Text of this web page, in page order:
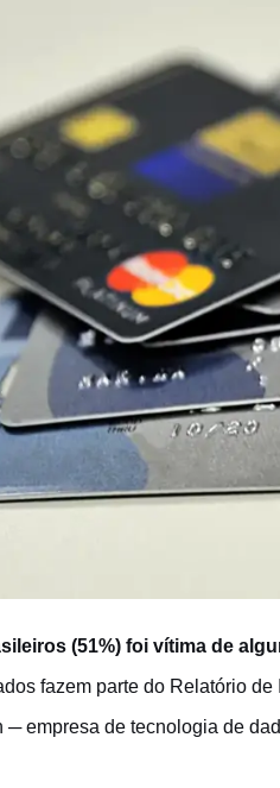
(51%) foi vítima de
fazem parte do Relatório
─ empresa de tecnologia de